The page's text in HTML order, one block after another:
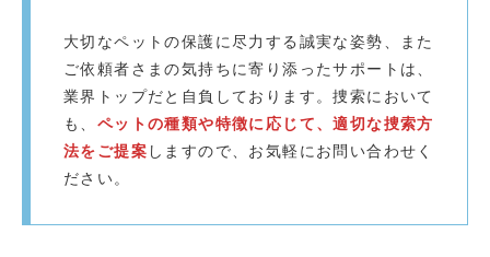
大切なペットの保護に尽力する誠実な姿勢、また
ご依頼者さまの気持ちに寄り添ったサポートは、
業界トップだと自負しております。捜索において
も、 ペットの種類や特徴に応じて、適切な捜索方
法をご提案 しますので、お気軽にお問い合わせく
ださい。